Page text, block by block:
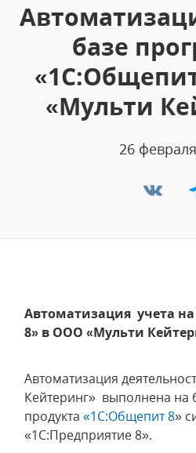
базе
«Мульти
26
Автоматизация учета
8» в ООО «Мульти
Автоматизация
Кейтеринг» выполнена на
продукта «1C:Общепит 8»
«1С:Предприятие 8».